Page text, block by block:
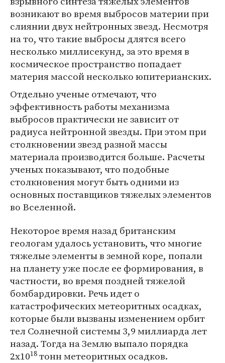
возникают во время выбросов материи при
слиянии двух нейтронных звезд. Несмотря
на то, что такие выбросы длятся всего
несколько миллисекунд, за это время в
космическое пространство попадает
материя массой несколько юпитерианских.
Отдельно ученые отмечают, что
эффективность работы механизма
выбросов практически не зависит от
радиуса нейтронной звезды. При этом при
столкновении звезд разной массы
материала производится больше. Расчеты
ученых показывают, что подобные
столкновения могут быть одними из
основных поставщиков тяжелых элементов
во Вселенной.
Некоторое время назад британским
геологам удалось установить, что многие
тяжелые элементы в земной коре, попали
на планету уже после ее формирования, в
частности, во время поздней тяжелой
бомбардировки. Речь идет о
катастрофических метеоритных осадках,
которые были вызваны изменением орбит
тел Солнечной системы 3,9 миллиарда лет
назад. Тогда на Землю выпало порядка
2x1018 тонн метеоритных осадков.